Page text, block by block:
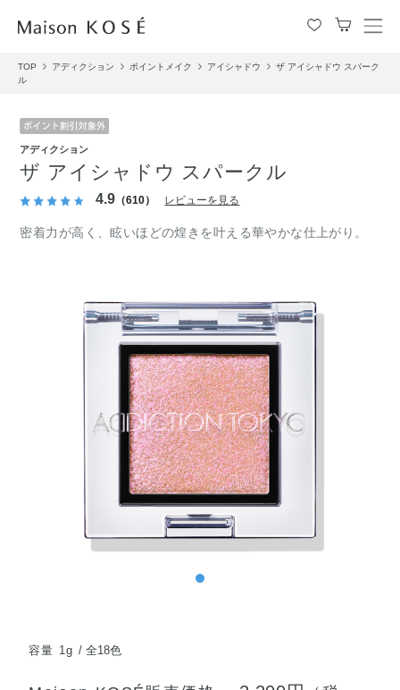
メ
ュ
TOP アディクション ポイントメイク アイシャドウ
ザ アイシャドウ スパーク
ル
アディクション
ザ アイシャドウ スパークル
4.9 （610） レビューを見る
密着力が高く、眩いほどの煌きを叶える華やかな仕上がり。
容量 1g 全18色